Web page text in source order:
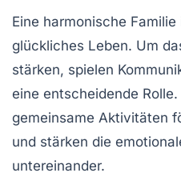
Eine harmonische Familie
glückliches Leben. Um
stärken, spielen
eine entscheidende Rolle.
gemeinsame Aktivitäten
und stärken die
untereinander.